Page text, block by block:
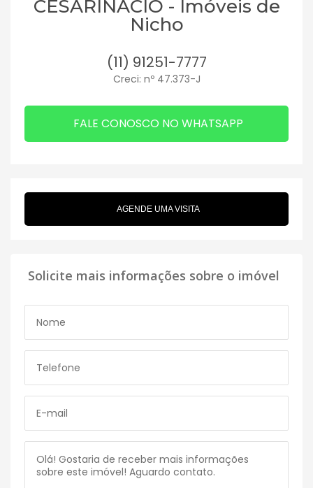
CESARINACIO - Imóveis de
Nicho
(11) 91251-7777
Creci: nº 47.373-J
FALE CONOSCO NO WHATSAPP
AGENDE UMA VISITA
Solicite mais informações sobre o imóvel